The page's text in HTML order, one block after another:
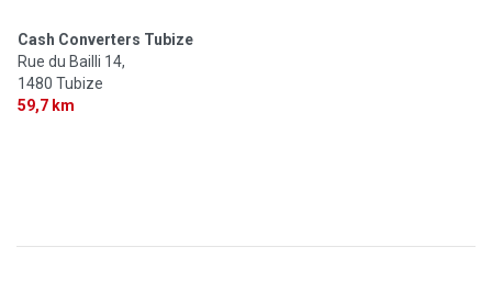
Cash Converters Tubize
Rue du Bailli 14,
1480 Tubize
59,7 km